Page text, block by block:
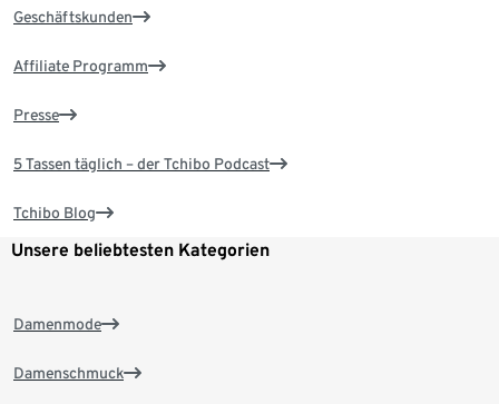
Geschäftskunden
Affiliate Programm
Presse
5 Tassen täglich – der Tchibo Podcast
Tchibo Blog
Unsere beliebtesten Kategorien
Damenmode
Damenschmuck